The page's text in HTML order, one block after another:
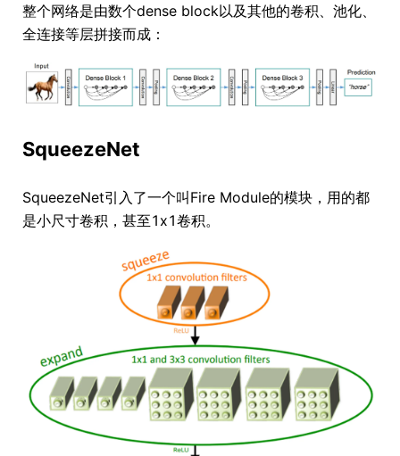
整个网络是由数个dense block以及其他的卷积、池化、
全连接等层拼接而成：
SqueezeNet
SqueezeNet引入了一个叫Fire Module的模块，用的都
是小尺寸卷积，甚至1x1卷积。